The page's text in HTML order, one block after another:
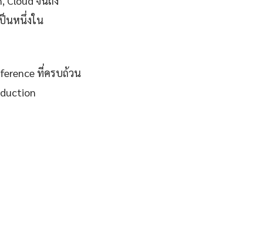
ป็นหนึ่งใน
ที่ครบถ้วน